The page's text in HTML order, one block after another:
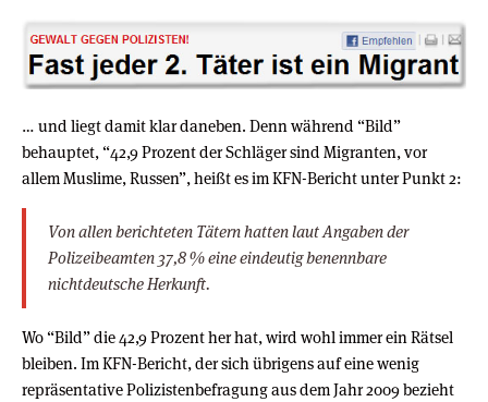
… und liegt damit klar daneben. Denn während “Bild”
behauptet, “42,9 Prozent der Schläger sind Migranten, vor
allem Muslime, Russen”, heißt es im KFN-Bericht unter Punkt 2:
Von allen berichteten Tätern hatten laut Angaben der
Polizeibeamten 37,8 % eine eindeutig benennbare
nichtdeutsche Herkunft.
Wo “Bild” die 42,9 Prozent her hat, wird wohl immer ein Rätsel
bleiben. Im KFN-Bericht, der sich übrigens auf eine wenig
repräsentative Polizistenbefragung aus dem Jahr 2009 bezieht